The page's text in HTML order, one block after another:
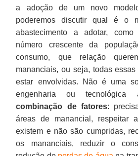
a adoção de um novo
poderemos discutir qual é o
abastecimento a adotar,
número crescente da
consumo, que relação
mananciais, ou seja, todas
estar envolvidas. Não é uma
engenharia ou
combinação de fatores:
áreas de manancial, respeitar
existem e não são cumpridas,
os mananciais, reduzir o